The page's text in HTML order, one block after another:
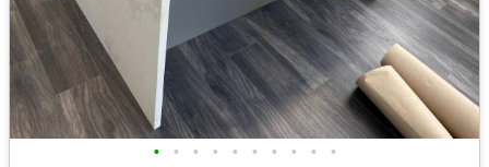
• • • • • • • • • •